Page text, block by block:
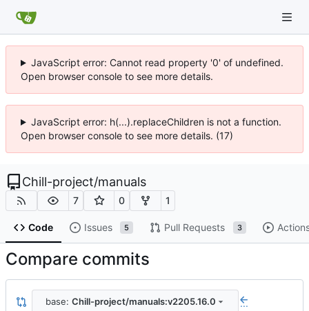
JavaScript error: Cannot read property '0' of undefined.
Open browser console to see more details.
JavaScript error: h(...).replaceChildren is not a function.
Open browser console to see more details. (17)
Chill-project/manuals
7 0 1
Code Issues 5 Pull Requests 3
Compare commits
base: Chill-project/manuals:v2205.16.0 ...